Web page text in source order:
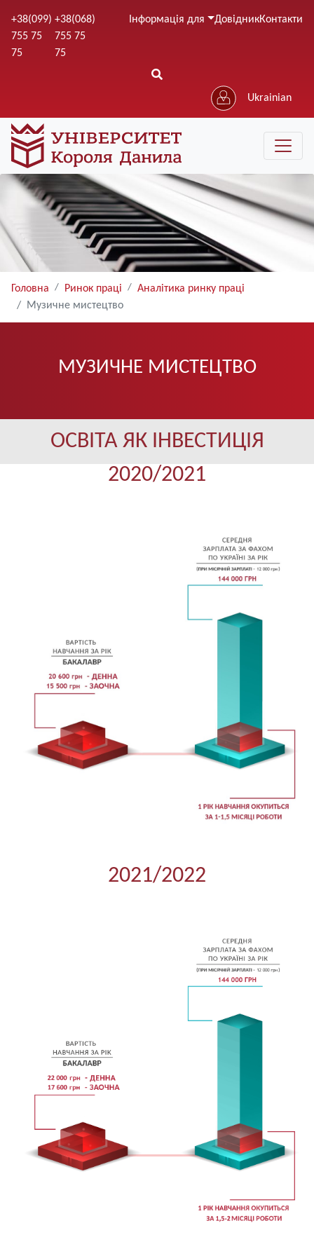
до
+38(099)
755 75
75
+38(068)
755 75
75
Інформація для ДовідникКонтакти
Ukrainian
Головна Ринок праці
Аналітика ринку праці
Музичне мистецтво
МУЗИЧНЕ МИСТЕЦТВО
ОСВІТА ЯК ІНВЕСТИЦІЯ
2020/2021
2021/2022